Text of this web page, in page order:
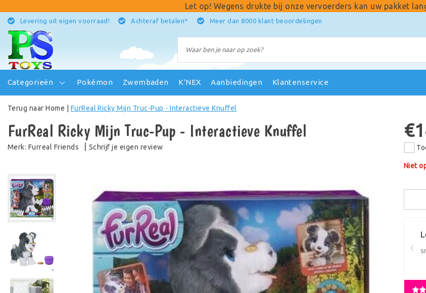
Let op! Wegens drukte bij onze vervoerders kan uw pakket
Levering uit eigen voorraad! Achteraf betalen* Meer dan 8000 klant beoordelingen
Categorieën Pokémon Zwembaden K'NEX Aanbiedingen Klantenservice
Terug naar Home FurReal Ricky Mijn Truc-Pup - Interactieve Knuffel
FurReal Ricky Mijn Truc-Pup - Interactieve Knuffel
Merk: Furreal Friends Schrijf je eigen review
Niet